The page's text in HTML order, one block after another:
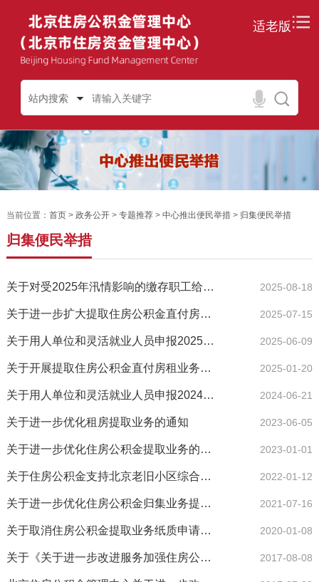
适老版
站内搜索
当前位置： 首页> 政务公开> 专题推荐> 中心推出便民举措> 归集便民举措
归集便民举措
关于对受2025年汛情影响的缴存职工给予阶段性支持的通知 2025-08-18
关于进一步扩大提取住房公积金直付房租业务试点范围的通知 2025-07-15
关于用人单位和灵活就业人员申报2025年度社会保险费缴费工资（缴费基数）有关事项的通告 2025-06-09
关于开展提取住房公积金直付房租业务试点工作的通知 2025-01-20
关于用人单位和灵活就业人员申报2024年度社会保险费缴费工资 （缴费基数）有关事项的通告 2024-06-21
关于进一步优化租房提取业务的通知 2023-06-05
关于进一步优化住房公积金提取业务的通知 2023-01-01
关于住房公积金支持北京老旧小区综合整治的通知 2022-01-12
关于进一步优化住房公积金归集业务提升便民服务的通知 2021-07-16
关于取消住房公积金提取业务纸质申请表及部分业务网上办结的公告 2020-01-08
关于《关于进一步改进服务加强住房公积金归集管理有关事项的通知》的解读 2017-08-08